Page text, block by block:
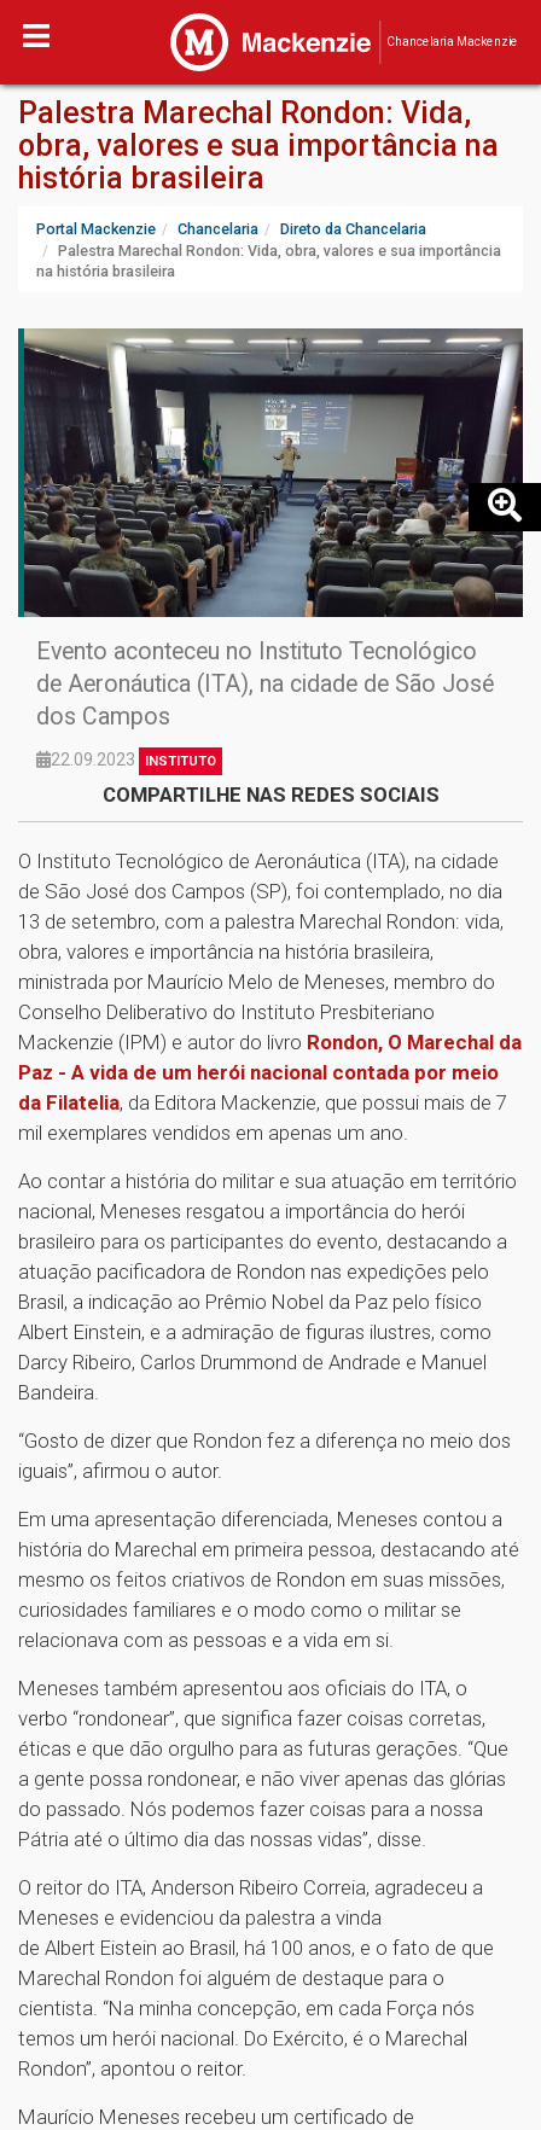
Chancelaria Mackenzie
Palestra Marechal Rondon: Vida,
obra, valores e sua importância na
história brasileira
Portal Mackenzie Chancelaria
Direto da Chancelaria
Palestra Marechal Rondon: Vida, obra, valores e sua importância
na história brasileira
Evento aconteceu no Instituto Tecnológico
de Aeronáutica (ITA), na cidade de São José
dos Campos
22.09.2023 INSTITUTO
COMPARTILHE NAS REDES SOCIAIS
O Instituto Tecnológico de Aeronáutica (ITA), na cidade
de São José dos Campos (SP), foi contemplado, no dia
13 de setembro, com a palestra Marechal Rondon: vida,
obra, valores e importância na história brasileira,
ministrada por Maurício Melo de Meneses, membro do
Conselho Deliberativo do Instituto Presbiteriano
Mackenzie (IPM) e autor do livro Rondon, O Marechal da
Paz - A vida de um herói nacional contada por meio
da Filatelia, da Editora Mackenzie, que possui mais de 7
mil exemplares vendidos em apenas um ano.
Ao contar a história do militar e sua atuação em território
nacional, Meneses resgatou a importância do herói
brasileiro para os participantes do evento, destacando a
atuação pacificadora de Rondon nas expedições pelo
Brasil, a indicação ao Prêmio Nobel da Paz pelo físico
Albert Einstein, e a admiração de figuras ilustres, como
Darcy Ribeiro, Carlos Drummond de Andrade e Manuel
Bandeira.
“Gosto de dizer que Rondon fez a diferença no meio dos
iguais”, afirmou o autor.
Em uma apresentação diferenciada, Meneses contou a
história do Marechal em primeira pessoa, destacando até
mesmo os feitos criativos de Rondon em suas missões,
curiosidades familiares e o modo como o militar se
relacionava com as pessoas e a vida em si.
Meneses também apresentou aos oficiais do ITA, o
verbo “rondonear”, que significa fazer coisas corretas,
éticas e que dão orgulho para as futuras gerações. “Que
a gente possa rondonear, e não viver apenas das glórias
do passado. Nós podemos fazer coisas para a nossa
Pátria até o último dia das nossas vidas”, disse.
O reitor do ITA, Anderson Ribeiro Correia, agradeceu a
Meneses e evidenciou da palestra a vinda
de Albert Eistein ao Brasil, há 100 anos, e o fato de que
Marechal Rondon foi alguém de destaque para o
cientista. “Na minha concepção, em cada Força nós
temos um herói nacional. Do Exército, é o Marechal
Rondon”, apontou o reitor.
Maurício Meneses recebeu um certificado de